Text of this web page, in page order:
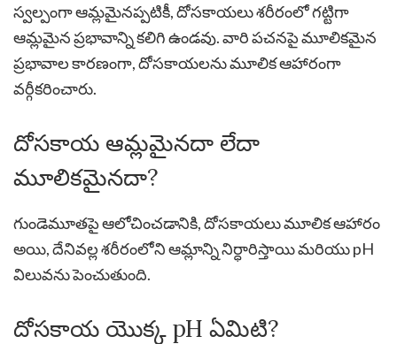
స్వల్పంగా ఆమ్లమైనప్పటికీ, దోసకాయలు శరీరంలో గట్టిగా
ఆమ్లమైన ప్రభావాన్ని కలిగి ఉండవు. వారి పచనపై మూలికమైన
ప్రభావాల కారణంగా, దోసకాయలను మూలిక ఆహారంగా
వర్గీకరించారు.
దోసకాయ ఆమ్లమైనదా లేదా
మూలికమైనదా?
గుండెమూతపై ఆలోచించడానికి, దోసకాయలు మూలిక ఆహారం
అయి, దేనివల్ల శరీరంలోని ఆమ్లాన్ని నిర్ధారిస్తాయి మరియు pH
విలువను పెంచుతుంది.
దోసకాయ యొక్క pH ఏమిటి?